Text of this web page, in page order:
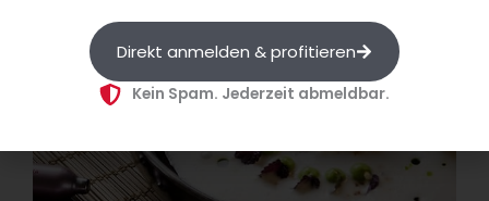
Direkt anmelden & profitieren
Kein Spam. Jederzeit abmeldbar.